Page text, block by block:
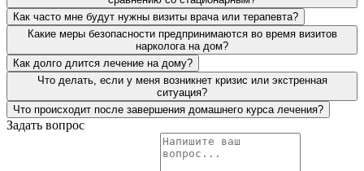
понравился комплексный подход к проблеме. Сестра
очень довольна условиями пребывания в стационаре.
Говорит, такое трепетное отношение видит первый раз,
хотя она у нас много где лежала. Вот уже пол года
прошло, а сестра ни разу не притронулась к алкоголю.
Мы вам очень благодарны за ваш труд.
Сложно писать весь тот кошмар, который нам с
супругом пришлось пережить. Наш сын стал плотно
употреблять алкоголь, забросил учебу, пропал интерес к
Как часто мне будут нужны визиты врача или терапевта?
Какие меры безопасности предпринимаются во время визитов
нарколога на дом?
Как долго длится лечение на дому?
Что делать, если у меня возникнет кризис или экстренная
ситуация?
Что происходит после завершения домашнего курса лечения?
Задать вопрос